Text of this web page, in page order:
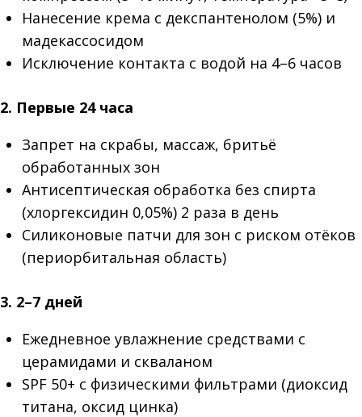
Нанесение крема с декспантенолом (5%) и
мадекассосидом
Исключение контакта с водой на 4–6 часов
2. Первые 24 часа
Запрет на скрабы, массаж, бритьё
обработанных зон
Антисептическая обработка без спирта
(хлоргексидин 0,05%) 2 раза в день
Силиконовые патчи для зон с риском отёков
(периорбитальная область)
3. 2–7 дней
Ежедневное увлажнение средствами с
церамидами и скваланом
SPF 50+ с физическими фильтрами (диоксид
титана, оксид цинка)